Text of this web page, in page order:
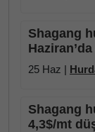
Shagang
25 Haz |
Shagang
4,3$/mt